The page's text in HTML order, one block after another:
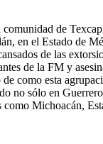
de
en el Estado de
de las
de la FM y
como esta
no sólo en
como Michoacán,